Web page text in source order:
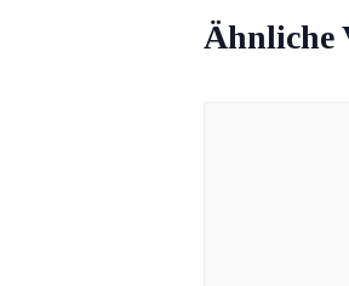
Ähnliche